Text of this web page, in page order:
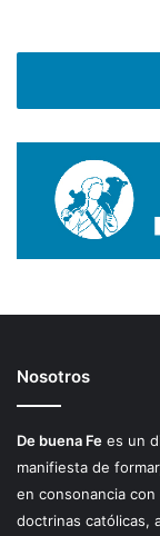
Nosotros
De buena Fe es un
manifiesta de
en consonancia
doctrinas católicas,